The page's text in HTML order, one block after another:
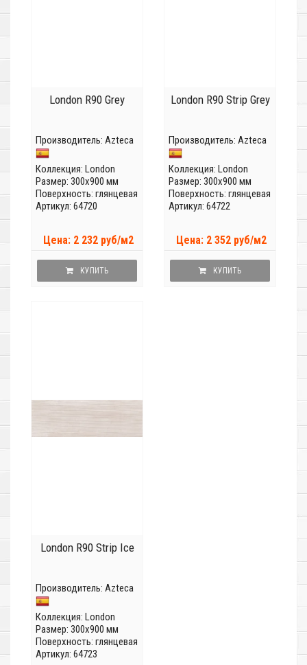
London R90 Grey
Производитель: Azteca
Коллекция: London
Размер: 300x900 мм
Поверхность: глянцевая
Артикул: 64720
Цена: 2 232 руб/м2
КУПИТЬ
London R90 Strip Grey
Производитель: Azteca
Коллекция: London
Размер: 300x900 мм
Поверхность: глянцевая
Артикул: 64722
Цена: 2 352 руб/м2
КУПИТЬ
London R90 Strip Ice
Производитель: Azteca
Коллекция: London
Размер: 300x900 мм
Поверхность: глянцевая
Артикул: 64723